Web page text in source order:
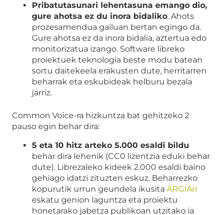
Pribatutasunari lehentasuna emango dio,
gure ahotsa ez du inora bidaliko. Ahots
prozesamendua gailuan bertan egingo da.
Gure ahotsa ez da inora bidalia, aztertua edo
monitorizatua izango. Software libreko
proiektuek teknologia beste modu batean
sortu daitekeela erakusten dute, herritarren
beharrak eta eskubideak helburu bezala
jarriz.
Common Voice-ra hizkuntza bat gehitzeko 2
pauso egin behar dira:
5 eta 10 hitz arteko 5.000 esaldi bildu
behar dira lehenik (CC0 lizentzia eduki behar
dute). Librezaleko kideek 2.000 esaldi baino
gehiago idatzi zituzten eskuz. Beharrezko
kopurutik urrun geundela ikusita ARGIAri
eskatu genion laguntza eta proiektu
honetarako jabetza publikoan utzitako ia